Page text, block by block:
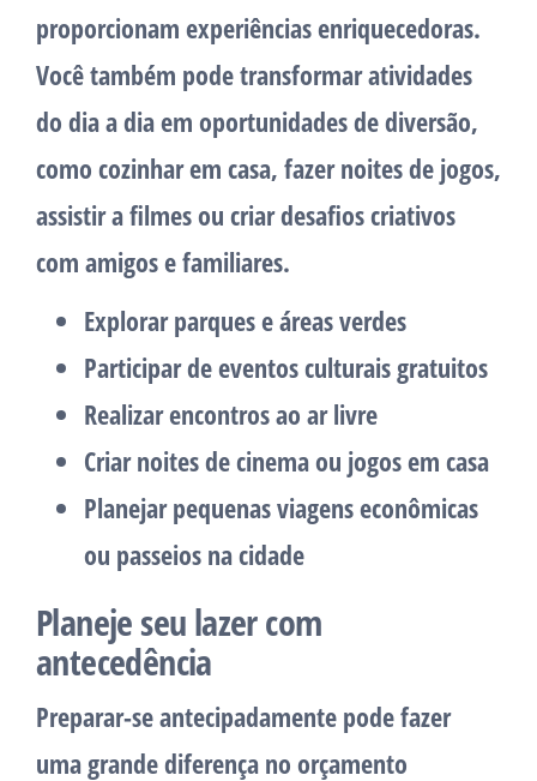
proporcionam experiências enriquecedoras.
Você também pode transformar atividades
do dia a dia em oportunidades de diversão,
como cozinhar em casa, fazer noites de jogos,
assistir a filmes ou criar desafios criativos
com amigos e familiares.
Explorar parques e áreas verdes
Participar de eventos culturais gratuitos
Realizar encontros ao ar livre
Criar noites de cinema ou jogos em casa
Planejar pequenas viagens econômicas
ou passeios na cidade
Planeje seu lazer com
antecedência
Preparar-se antecipadamente pode fazer
uma grande diferença no orçamento